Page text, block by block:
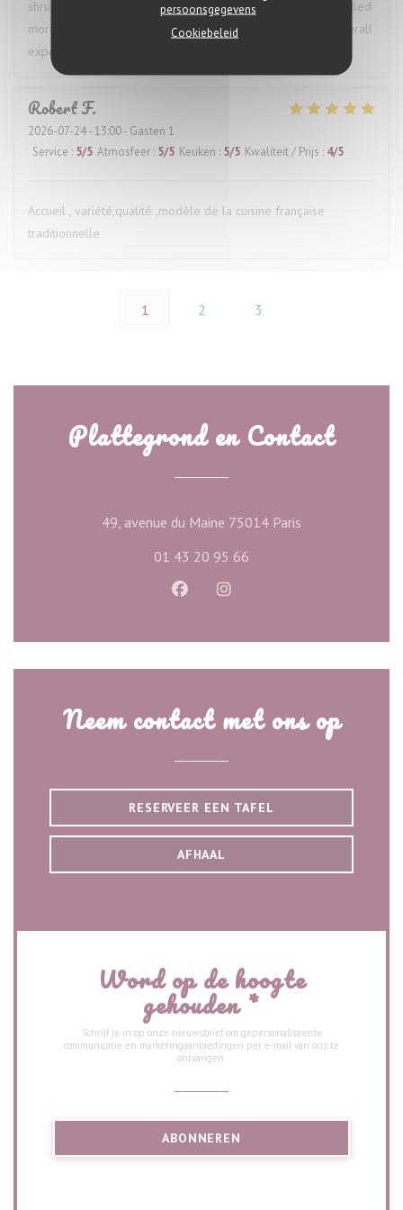
persoonsgegevens
Cookiebeleid
shrugged, which was disappointing. Had the issue been handled
more proactively, it would have made for a much better overall
experience.
RobertF
2026-07-24- 13:00 - Gasten 1
Service : 5/5 Atmosfeer : 5/5 Keuken : 5/5 Kwaliteit / Prijs : 4/5
Accueil , variété,qualité ,modèle de la cuisine française
traditionnelle
1 2 3
Plattegrond en Contact
49, avenue du Maine 75014 Paris
01 43 20 95 66
Facebook ((opent in een nieuw
Instagram ((opent in een
Neem contact met ons op
RESERVEER EEN TAFEL
AFHAAL
Word op de hoogte
gehouden *
Schrijf je in op onze nieuwsbrief om gepersonaliseerde
communicatie en marketingaanbiedingen per e-mail van ons te
ontvangen.
ABONNEREN